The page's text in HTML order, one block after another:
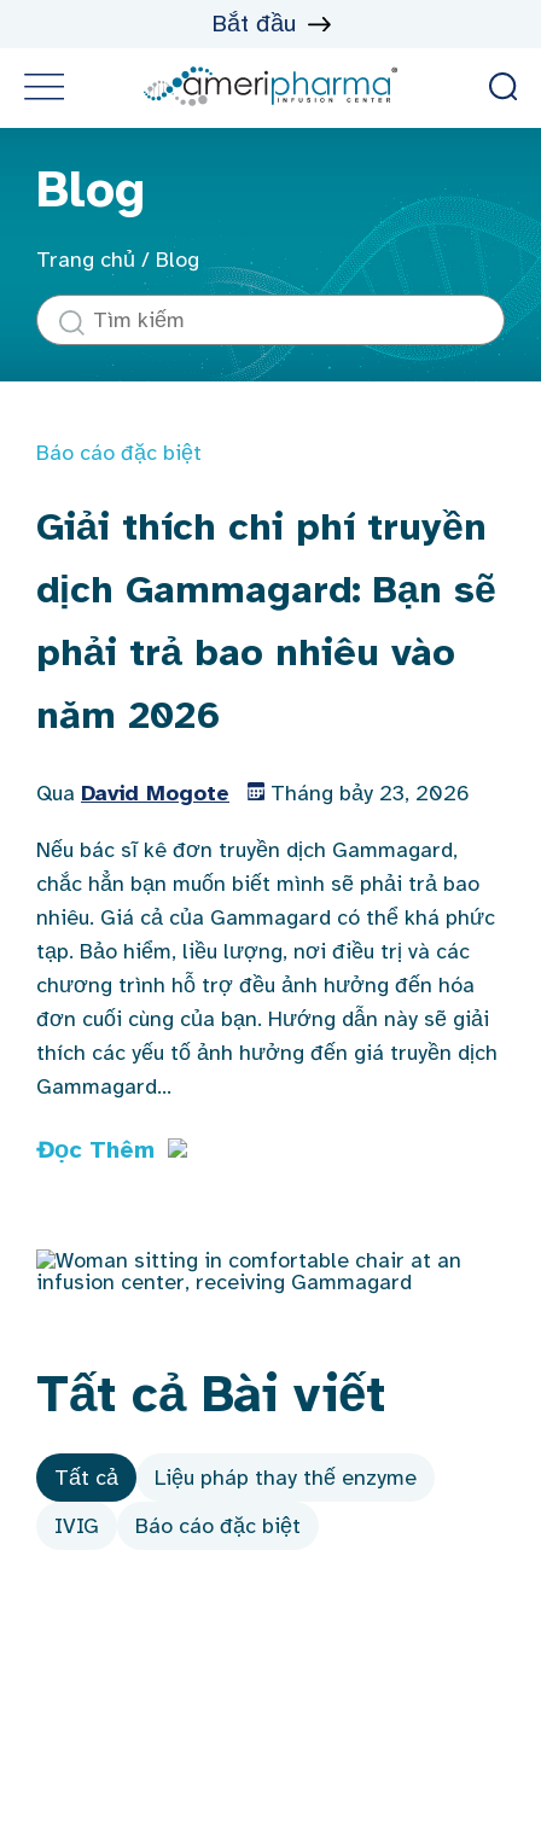
Bắt đầu
Blog
Trang chủ / Blog
Báo cáo đặc biệt
Giải thích chi phí truyền
dịch Gammagard: Bạn sẽ
phải trả bao nhiêu vào
năm 2026
Qua David Mogote Tháng bảy 23, 2026
Nếu bác sĩ kê đơn truyền dịch Gammagard,
chắc hẳn bạn muốn biết mình sẽ phải trả bao
nhiêu. Giá cả của Gammagard có thể khá phức
tạp. Bảo hiểm, liều lượng, nơi điều trị và các
chương trình hỗ trợ đều ảnh hưởng đến hóa
đơn cuối cùng của bạn. Hướng dẫn này sẽ giải
thích các yếu tố ảnh hưởng đến giá truyền dịch
Gammagard...
Đọc Thêm
Tất cảBài viết
Tất cả
Liệu pháp thay thế enzyme
IVIG
Báo cáo đặc biệt